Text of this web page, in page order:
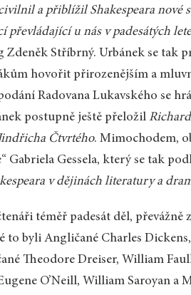
a přiblížil Shakespeara nové
u nás v padesátých
Zdeněk Stříbrný. Urbánek se tak
hovořit přirozenějším a
Radovana Lukavského se
postupně ještě přeložil
Čtvrtého. Mimochodem,
Gabriela Gessela, který se tak
v dějinách literatury a
téměř padesát děl, převážně
byli Angličané Charles
Theodore Dreiser, William
O’Neill, William Saroyan a